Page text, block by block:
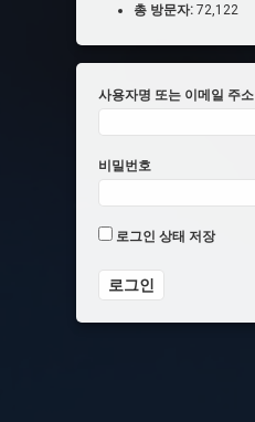
총 방문자: 72,122
사용자명 또는 이메일 주소
비밀번호
로그인 상태 저장